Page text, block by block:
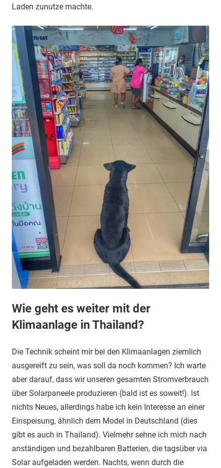
Laden zunutze machte.
Wie geht es weiter mit der
Klimaanlage in Thailand?
Die Technik scheint mir bei den Klimaanlagen ziemlich
ausgereift zu sein, was soll da noch kommen? Ich warte
aber darauf, dass wir unseren gesamten Stromverbrauch
über Solarpaneele produzieren (bald ist es soweit!). Ist
nichts Neues, allerdings habe ich kein Interesse an einer
Einspeisung, ähnlich dem Model in Deutschland (dies
gibt es auch in Thailand). Vielmehr sehne ich mich nach
anständigen und bezahlbaren Batterien, die tagsüber via
Solar aufgeladen werden. Nachts, wenn durch die